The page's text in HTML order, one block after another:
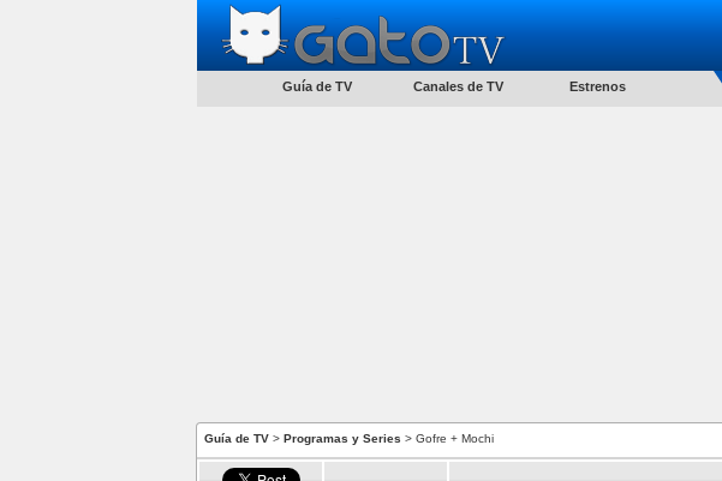
Guía de TV Canales de TV Estrenos
Guía de TV > Programas y Series > Gofre + Mochi